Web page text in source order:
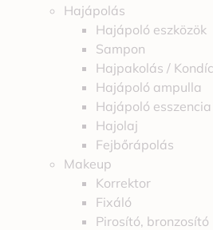
Hajápolás
Hajápoló eszközök
Sampon
Hajpakolás /
Hajápoló ampulla
Hajápoló esszencia
Hajolaj
Fejbőrápolás
Makeup
Korrektor
Fixáló
Pirosító, bronzosító